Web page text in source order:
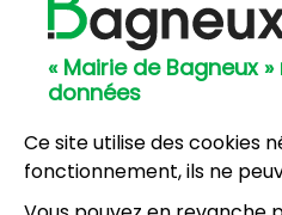
« Mairie de Bagneux
données
Ce site utilise des cookies
fonctionnement, ils ne
Hôtel de
57, avenue Henri
01 42
8, résidence du Port
01 45